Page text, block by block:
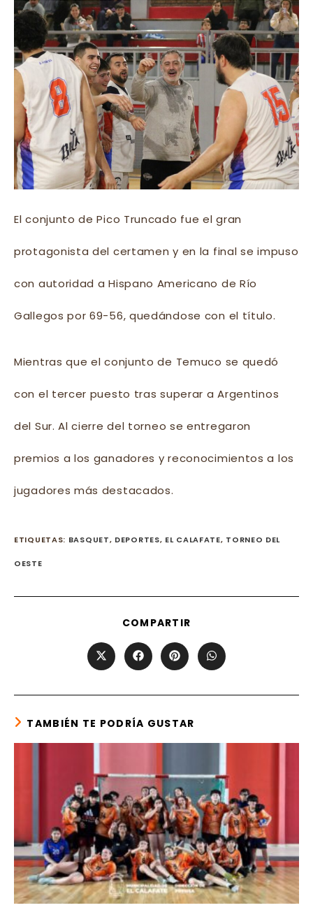
El conjunto de Pico Truncado fue el gran
protagonista del certamen y en la final se impuso
con autoridad a Hispano Americano de Río
Gallegos por 69-56, quedándose con el título.
Mientras que el conjunto de Temuco se quedó
con el tercer puesto tras superar a Argentinos
del Sur. Al cierre del torneo se entregaron
premios a los ganadores y reconocimientos a los
jugadores más destacados.
ETIQUETAS: BASQUET, DEPORTES, EL CALAFATE, TORNEO DEL
OESTE
COMPARTIR
CONTENT
Opens
in
window
Opens
in
window
Opens
in
window
Opens
in
window
TAMBIÉN TE PODRÍA GUSTAR